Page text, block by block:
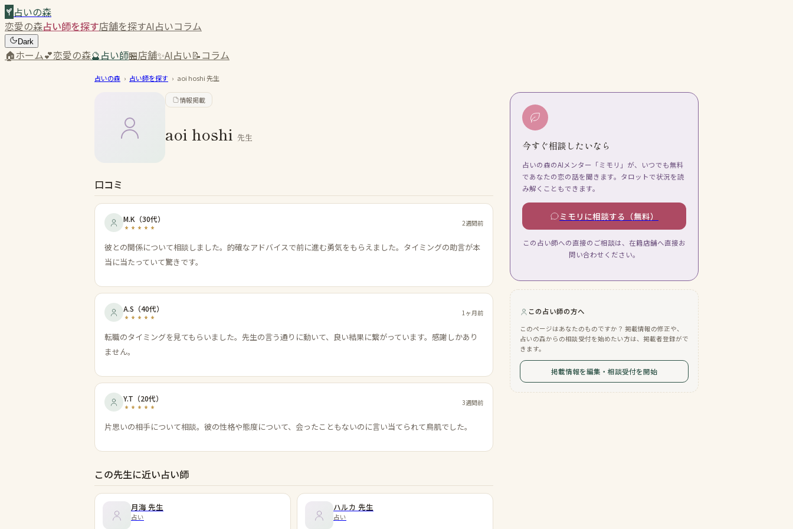
占いの森
恋愛の森占い師を探す店舗を探すAI占いコラム
Dark
🏠ホーム💕恋愛の森🔮占い師🏪店舗✨AI占い📝コラム
占いの森 › 占い師を探す › aoi hoshi先生
情報掲載
aoi hoshi 先生
口コミ
M.K （30代） 2週間前
彼との関係について相談しました。的確なアドバイスで前に進む勇気をもらえました。タイミングの助言が本
当に当たっていて驚きです。
A.S （40代） 1ヶ月前
転職のタイミングを見てもらいました。先生の言う通りに動いて、良い結果に繋がっています。感謝しかあり
ません。
Y.T （20代） 3週間前
片思いの相手について相談。彼の性格や態度について、会ったこともないのに言い当てられて鳥肌でした。
この先生に近い占い師
月海 先生
占い
ハルカ 先生
占い
今すぐ相談したいなら
占いの森のAIメンター「ミモリ」が、いつでも無料
であなたの恋の話を聞きます。タロットで状況を読
み解くこともできます。
ミモリに相談する（無料）
この占い師への直接のご相談は、在籍店舗へ直接お
問い合わせください。
この占い師の方へ
このページはあなたのものですか？ 掲載情報の修正や、
占いの森からの相談受付を始めたい方は、掲載者登録がで
きます。
掲載情報を編集・相談受付を開始